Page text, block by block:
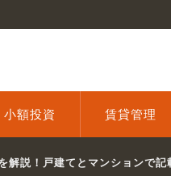
小額投資 賃貸管理
解説！戸建てとマンションで記